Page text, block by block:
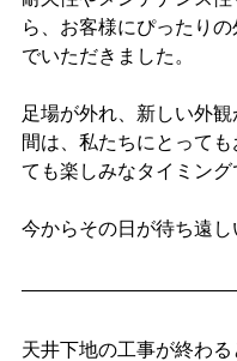
ら、お客様にぴったり
でいただきました。
足場が外れ、新しい外
間は、私たちにとって
ても楽しみなタイミング
今からその日が待ち遠し
天井下地の工事が終わ